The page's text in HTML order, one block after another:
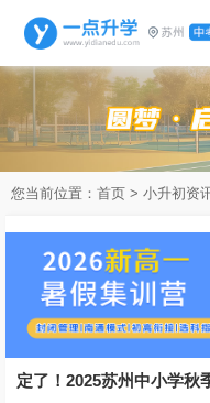
您当前位置： 首页 > 小升初资
定了！2025苏州中小学秋